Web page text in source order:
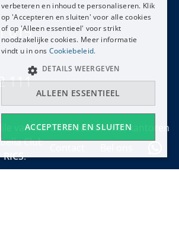
015
111
van Marbella dekken met kantoren
Club en bij het Puente Romano.
RICS.
FRANÇAIS
verbeteren en inhoud te personaliseren. Klik
op 'Accepteren en sluiten' voor alle cookies
of op 'Alleen essentieel' voor strikt
noodzakelijke cookies. Meer informatie
vindt u in ons Cookiebeleid.
ACCEPTEREN EN SLUITEN
ALLEEN ESSENTIEEL
DETAILS WEERGEVEN